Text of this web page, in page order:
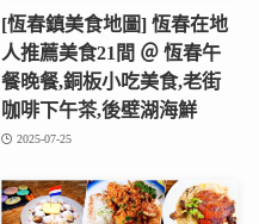
[恆春鎮美食地圖] 恆春在地
人推薦美食21間 ＠ 恆春午
餐晚餐,銅板小吃美食,老街
咖啡下午茶,後壁湖海鮮
2025-07-25